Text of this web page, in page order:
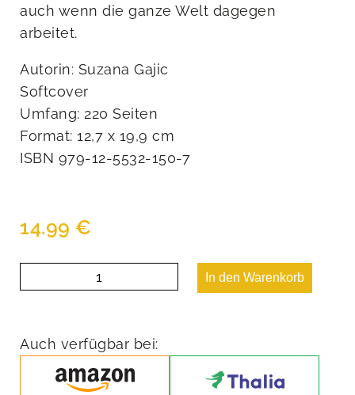
auch wenn die ganze Welt dagegen
arbeitet.
Autorin: Suzana Gajic
Softcover
Umfang: 220 Seiten
Format: 12,7 x 19,9 cm
ISBN 979-12-5532-150-7
14.99 €
Sions
In den Warenkorb
Auch verfügbar bei: